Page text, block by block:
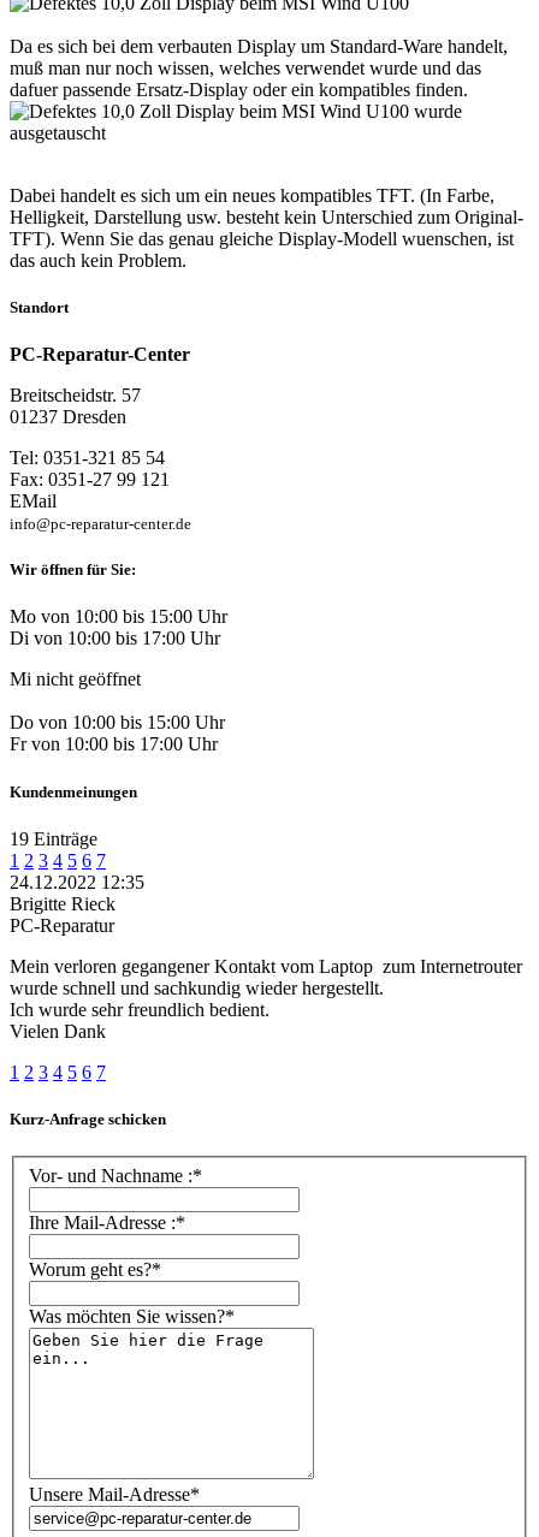
Da es sich bei dem verbauten Display um Standard-Ware handelt,
muß man nur noch wissen, welches verwendet wurde und das
dafuer passende Ersatz-Display oder ein kompatibles finden.
Dabei handelt es sich um ein neues kompatibles TFT. (In Farbe,
Helligkeit, Darstellung usw. besteht kein Unterschied zum Original-
TFT). Wenn Sie das genau gleiche Display-Modell wuenschen, ist
das auch kein Problem.
Standort
PC-Reparatur-Center
Breitscheidstr. 57
01237 Dresden
Tel: 0351-321 85 54
Fax: 0351-27 99 121
EMail
info@pc-reparatur-center.de
Wir öffnen für Sie:
Mo von 10:00 bis 15:00 Uhr
Di von 10:00 bis 17:00 Uhr
Mi nicht geöffnet
Do von 10:00 bis 15:00 Uhr
Fr von 10:00 bis 17:00 Uhr
Kundenmeinungen
19 Einträge
1 2 3 4 5 6 7
24.12.2022 12:35
Brigitte Rieck
PC-Reparatur
Mein verloren gegangener Kontakt vom Laptop zum Internetrouter
wurde schnell und sachkundig wieder hergestellt.
Ich wurde sehr freundlich bedient.
Vielen Dank
1 2 3 4 5 6 7
Kurz-Anfrage schicken
Vor- und Nachname :*
Ihre Mail-Adresse :*
Worum geht es?*
Was möchten Sie wissen?*
Unsere Mail-Adresse*